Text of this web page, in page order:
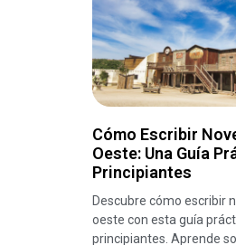
Cómo Escribir
Oeste: Una Guía
Principiantes
Descubre cómo escribir
oeste con esta guía
principiantes. Aprende